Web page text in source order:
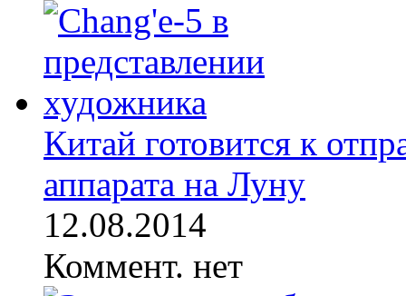
Китай готовится к
аппарата на Луну
12.08.2014
Коммент. нет